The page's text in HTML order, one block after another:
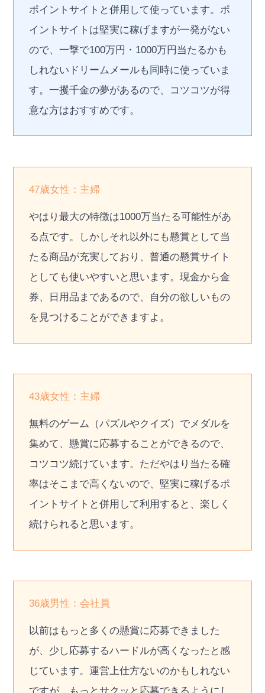
ポイントサイトと併用して使っています。ポ
イントサイトは堅実に稼げますが一発がない
ので、一撃で100万円・1000万円当たるかも
しれないドリームメールも同時に使っていま
す。一攫千金の夢があるので、コツコツが得
意な方はおすすめです。
47歳女性：主婦
やはり最大の特徴は1000万当たる可能性があ
る点です。しかしそれ以外にも懸賞として当
たる商品が充実しており、普通の懸賞サイト
としても使いやすいと思います。現金から金
券、日用品まであるので、自分の欲しいもの
を見つけることができますよ。
43歳女性：主婦
無料のゲーム（パズルやクイズ）でメダルを
集めて、懸賞に応募することができるので、
コツコツ続けています。ただやはり当たる確
率はそこまで高くないので、堅実に稼げるポ
イントサイトと併用して利用すると、楽しく
続けられると思います。
36歳男性：会社員
以前はもっと多くの懸賞に応募できました
が、少し応募するハードルが高くなったと感
じています。運営上仕方ないのかもしれない